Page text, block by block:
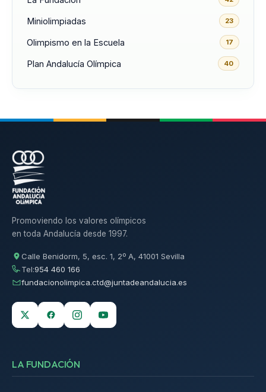
Miniolimpiadas 23
Olimpismo en la Escuela 17
Plan Andalucía Olímpica 40
Promoviendo los valores olímpicos
en toda Andalucía desde 1997.
Calle Benidorm, 5, esc. 1, 2º A, 41001 Sevilla
Tel:954 460 166
fundacionolimpica.ctd@juntadeandalucia.es
LA FUNDACIÓN